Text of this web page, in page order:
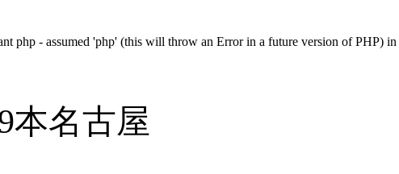
php - assumed 'php' (this will throw an Error in a future version of PHP) in
本名古屋